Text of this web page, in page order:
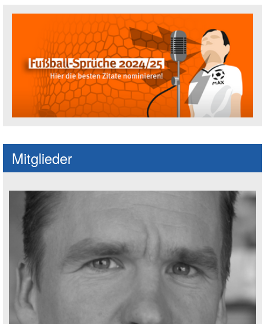
Mitglieder